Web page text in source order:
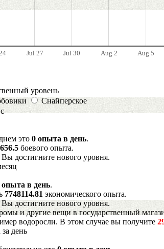
Jul 27 Jul 30 Aug 2 Aug 5
уровень
Снайперское
это 0 опыта в день.
боевого опыта.
достигните нового уровня.
опыта в день.
7748114.81 экономического опыта.
достигните нового уровня.
и другие вещи в государственный
водоросли. В этом случае вы получите
день